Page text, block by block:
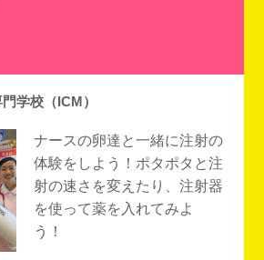
学校（ICM）
ナースの卵達と一緒に注射の
体験をしよう！ポタポタと注
射の速さを変えたり、注射器
を使って薬を入れてみよ
う！